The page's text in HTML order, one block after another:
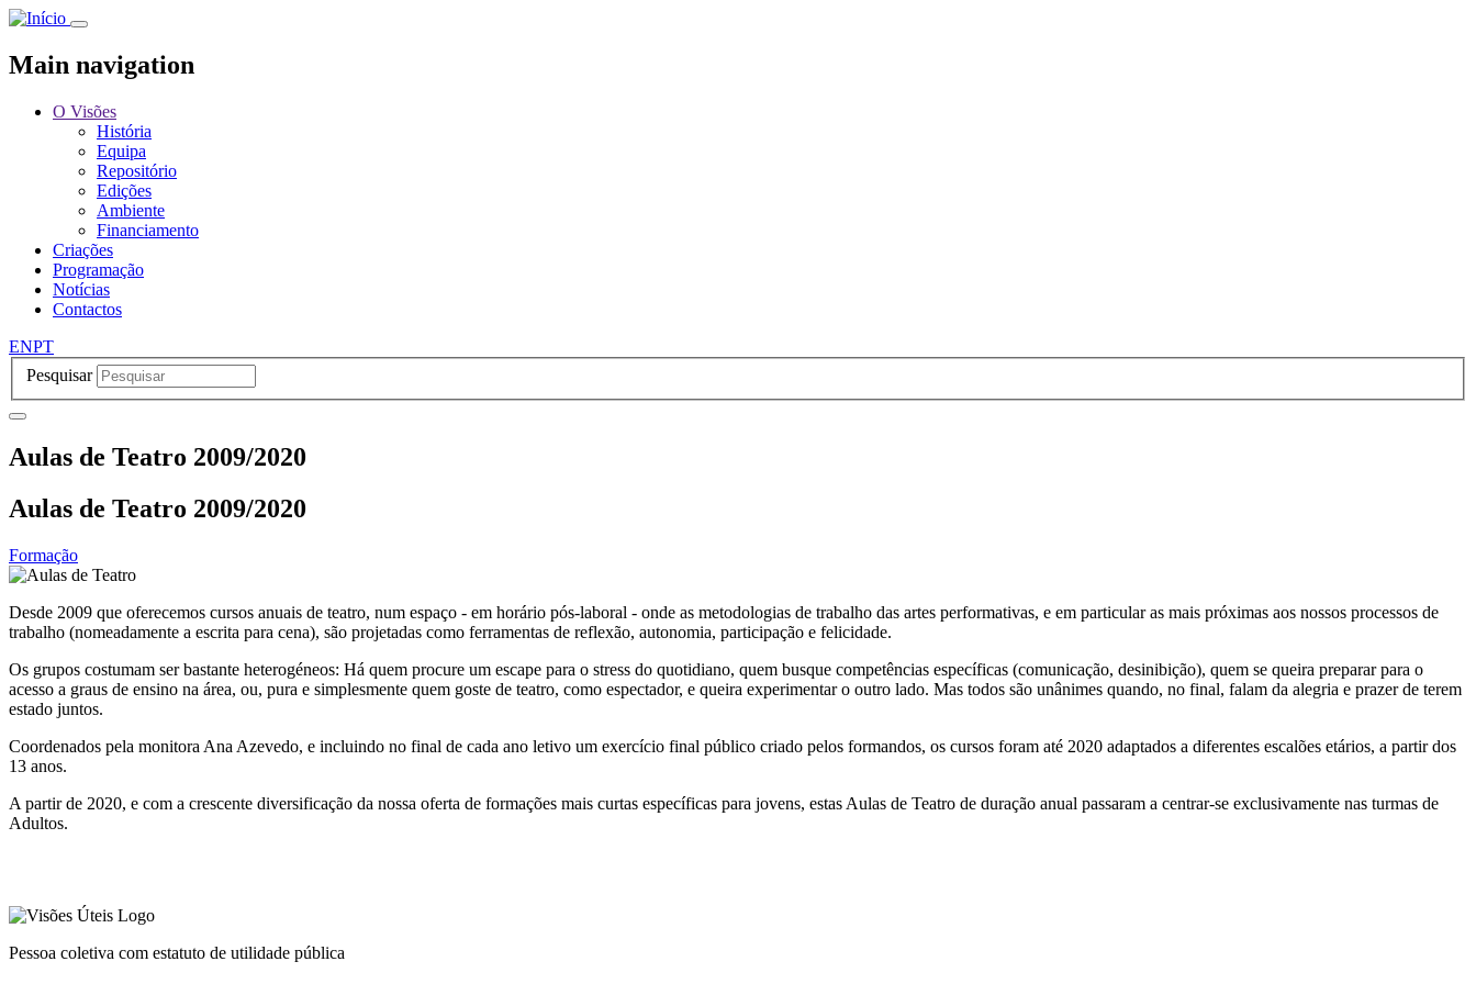
Passar
o
conteúdo
Main navigation
O Visões
História
Equipa
Repositório
Edições
Ambiente
Financiamento
Criações
Programação
Notícias
Contactos
ENPT
Pesquisar
Aulas de Teatro 2009/2020
Aulas de Teatro 2009/2020
Formação
Desde 2009 que oferecemos cursos anuais de teatro, num espaço - em horário pós-laboral - onde as metodologias de trabalho das artes performativas, e em particular as mais próximas aos nossos processos de
trabalho (nomeadamente a escrita para cena), são projetadas como ferramentas de reflexão, autonomia, participação e felicidade.
Os grupos costumam ser bastante heterogéneos: Há quem procure um escape para o stress do quotidiano, quem busque competências específicas (comunicação, desinibição), quem se queira preparar para o
acesso a graus de ensino na área, ou, pura e simplesmente quem goste de teatro, como espectador, e queira experimentar o outro lado. Mas todos são unânimes quando, no final, falam da alegria e prazer de terem
estado juntos.
Coordenados pela monitora Ana Azevedo, e incluindo no final de cada ano letivo um exercício final público criado pelos formandos, os cursos foram até 2020 adaptados a diferentes escalões etários, a partir dos
13 anos.
A partir de 2020, e com a crescente diversificação da nossa oferta de formações mais curtas específicas para jovens, estas Aulas de Teatro de duração anual passaram a centrar-se exclusivamente nas turmas de
Adultos.
Pessoa coletiva com estatuto de utilidade pública